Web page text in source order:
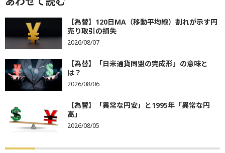
【為替】120日MA（移動平均線）割れが示す円
売り取引の損失
2026/08/07
【為替】「日米通貨同盟の完成形」の意味と
は？
2026/08/06
【為替】「異常な円安」と1995年「異常な円
高」
2026/08/05